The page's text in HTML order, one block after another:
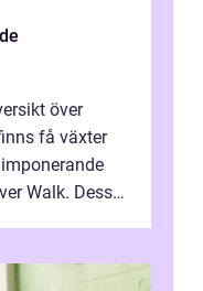
över
få växter
Walk. Dess